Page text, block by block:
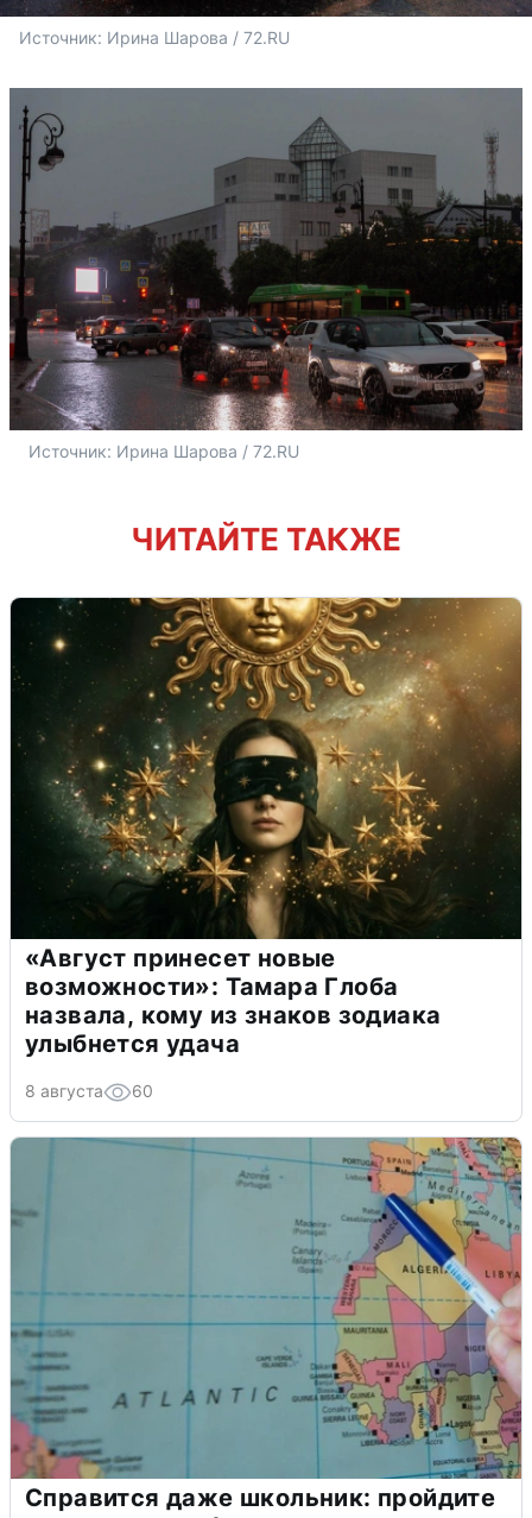
Источник: Ирина Шарова / 72.RU
Источник: Ирина Шарова / 72.RU
ЧИТАЙТЕ ТАКЖЕ
«Август принесет новые
возможности»: Тамара Глоба
назвала, кому из знаков зодиака
улыбнется удача
8 августа 60
Справится даже школьник: пройдите